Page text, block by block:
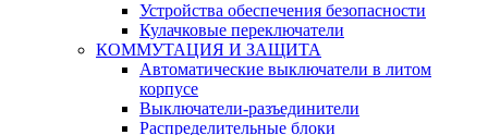
Устройства обеспечения безопасности
Кулачковые переключатели
КОММУТАЦИЯ И ЗАЩИТА
Автоматические выключатели в литом
корпусе
Выключатели-разъединители
Распределительные блоки